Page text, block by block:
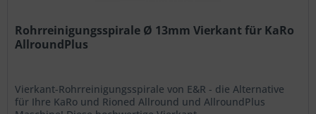
Rohrreinigungsspirale Ø 13mm Vierkant für KaRo
AllroundPlus
Vierkant-Rohrreinigungsspirale von E&R - die Alternative
für Ihre KaRo und Rioned Allround und AllroundPlus